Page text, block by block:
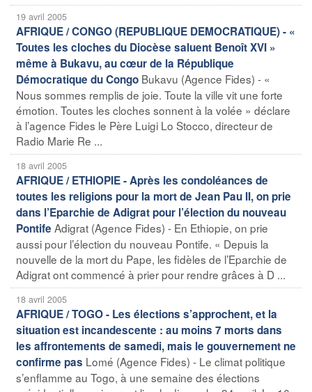
19 avril 2005
AFRIQUE / CONGO (REPUBLIQUE DEMOCRATIQUE) - «
Toutes les cloches du Diocèse saluent Benoît XVI »
même à Bukavu, au cœur de la République
Démocratique du Congo Bukavu (Agence Fides) - «
Nous sommes remplis de joie. Toute la ville vit une forte
émotion. Toutes les cloches sonnent à la volée » déclare
à l’agence Fides le Père Luigi Lo Stocco, directeur de
Radio Marie Re ...
18 avril 2005
AFRIQUE / ETHIOPIE - Après les condoléances de
toutes les religions pour la mort de Jean Pau II, on prie
dans l’Eparchie de Adigrat pour l’élection du nouveau
Pontife Adigrat (Agence Fides) - En Ethiopie, on prie
aussi pour l’élection du nouveau Pontife. « Depuis la
nouvelle de la mort du Pape, les fidèles de l’Eparchie de
Adigrat ont commencé à prier pour rendre grâces à D ...
18 avril 2005
AFRIQUE / TOGO - Les élections s’approchent, et la
situation est incandescente : au moins 7 morts dans
les affrontements de samedi, mais le gouvernement ne
confirme pas Lomé (Agence Fides) - Le climat politique
s’enflamme au Togo, à une semaine des élections